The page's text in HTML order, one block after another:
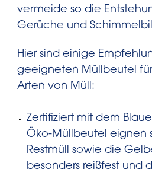
vermeide so die
Gerüche und
Hier sind einige
geeigneten Müllbeutel
Arten von Müll:
Zertifiziert mit dem
Öko-Müllbeutel eignen
Restmüll sowie die
besonders reißfest und